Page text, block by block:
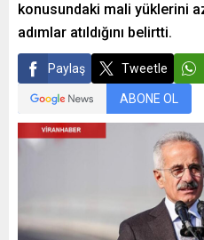
konusundaki mali yüklerini
adımlar atıldığını belirtti.
Paylaş Tweetle
ABONE OL